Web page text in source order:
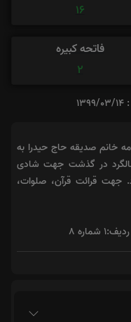
16
فاتحه کبیره
2
خانم صدیقه حاج حیدرا به
در گذشت جهت شادی
جهت قرائت قرآن، صلوات،